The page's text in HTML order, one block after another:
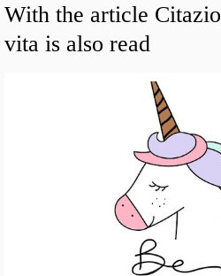
With the article
vita is also read